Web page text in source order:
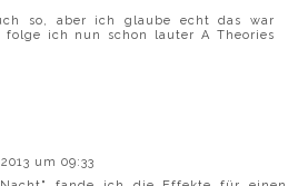
so, aber ich glaube echt das war
folge ich nun schon lauter A Theories
um 09:33